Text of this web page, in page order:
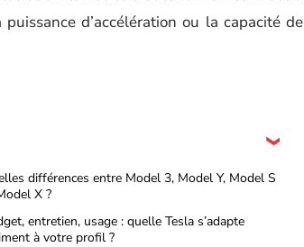
d’accélération ou la capacité de
différences entre Model 3, Model Y, Model S
X ?
entretien, usage : quelle Tesla s’adapte
à votre profil ?